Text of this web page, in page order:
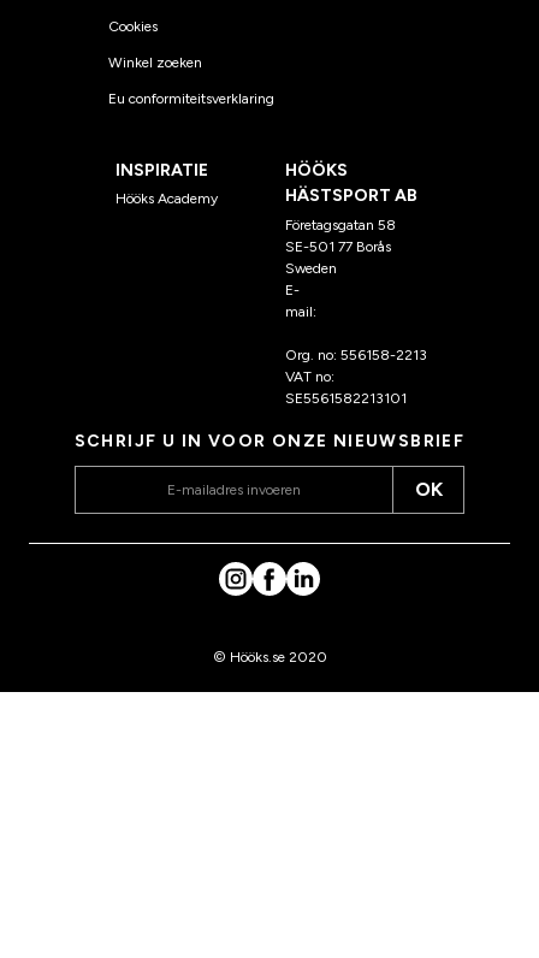
Cookies
Winkel zoeken
Eu conformiteitsverklaring
INSPIRATIE
Hööks Academy
HÖÖKS
HÄSTSPORT AB
Företagsgatan 58
SE-501 77 Borås
Sweden
E-
mail:
Org. no: 556158-2213
VAT no:
SE5561582213101
SCHRIJF U IN VOOR ONZE NIEUWSBRIEF
OK
© Hööks.se 2020